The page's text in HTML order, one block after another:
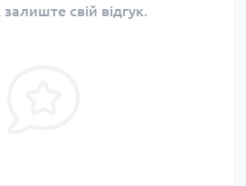
свій відгук.